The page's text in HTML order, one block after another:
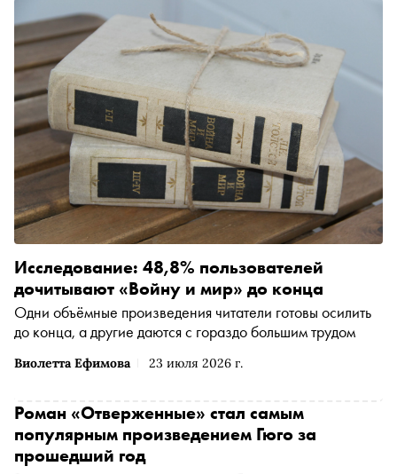
Виолетта Ефимова 23 июля 2026 г.
Исследование: 48,8% пользователей
дочитывают «Войну и мир» до конца
Одни объёмные произведения читатели готовы осилить
до конца, а другие даются с гораздо большим трудом
Роман «Отверженные» стал самым
популярным произведением Гюго за
прошедший год